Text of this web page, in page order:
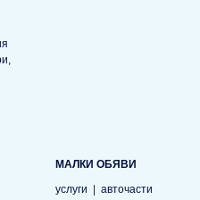
МАЛКИ ОБЯВИ
услуги
авточасти